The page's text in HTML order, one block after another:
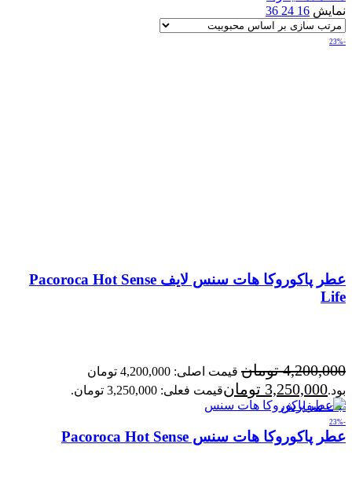
نمایش 16
24
36
-23%
عطر پاکوروکا هات سنس لایف Pacoroca Hot Sense
Life
4,200,000 تومان
قیمت اصلی: 4,200,000 تومان
بود.3,250,000 تومانقیمت فعلی: 3,250,000 تومان.
ثبت سفارش
-23%
عطر پاکوروکا هات سنس Pacoroca Hot Sense